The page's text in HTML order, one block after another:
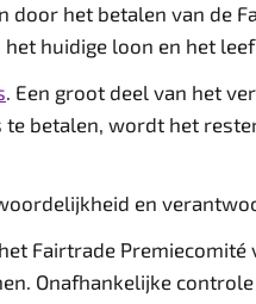
door het betalen van de
huidige loon en het
. Een groot deel van het
betalen, wordt het
en
Fairtrade Premiecomité
Onafhankelijke